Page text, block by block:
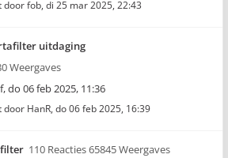
doorfob, di 25 mar 2025, 22:43
uitdaging
Weergaves
,do 06 feb 2025, 11:36
door HanR, do 06 feb 2025, 16:39
110 Reacties 65845 Weergaves